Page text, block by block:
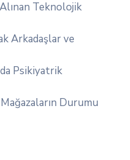
Teknolojik
Arkadaşlar ve
Psikiyatrik
Durumu